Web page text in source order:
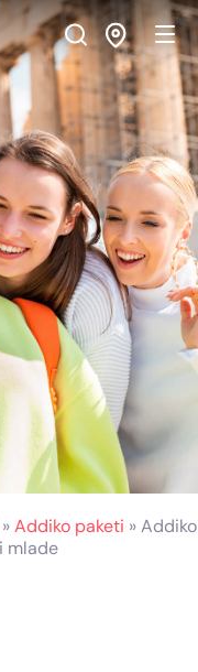
»Addiko paketi »Addiko
mlade